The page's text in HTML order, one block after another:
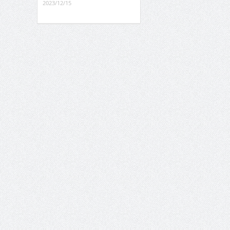
2023/12/15